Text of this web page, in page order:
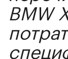
BMW